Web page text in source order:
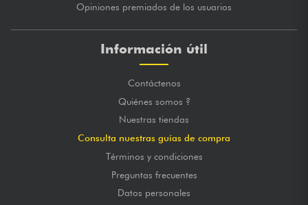
Opiniones premiados de los usuarios
Información útil
Contáctenos
Quiénes somos ?
Nuestras tiendas
Consulta nuestras guías de compra
Términos y condiciones
Preguntas frecuentes
Datos personales